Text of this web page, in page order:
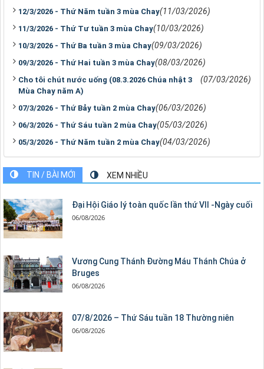
12/3/2026 - Thứ Năm tuần 3 mùa Chay(11/03/2026)
11/3/2026 - Thứ Tư tuần 3 mùa Chay(10/03/2026)
10/3/2026 - Thứ Ba tuần 3 mùa Chay(09/03/2026)
09/3/2026 - Thứ Hai tuần 3 mùa Chay(08/03/2026)
Cho tôi chút nước uống (08.3.2026 Chúa nhật 3
Mùa Chay năm A)
(07/03/2026)
07/3/2026 - Thứ Bảy tuần 2 mùa Chay(06/03/2026)
06/3/2026 - Thứ Sáu tuần 2 mùa Chay(05/03/2026)
05/3/2026 - Thứ Năm tuần 2 mùa Chay(04/03/2026)
TIN / BÀI MỚI XEM NHIỀU
Đại Hội Giáo lý toàn quốc lần thứ VII -Ngày cuối
06/08/2026
Vương Cung Thánh Ðường Máu Thánh Chúa ở
Bruges
06/08/2026
07/8/2026 – Thứ Sáu tuần 18 Thường niên
06/08/2026